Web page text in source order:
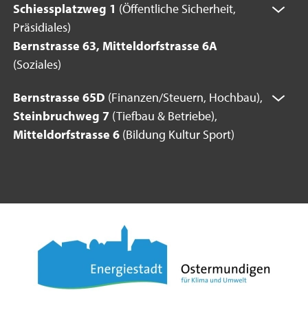
Schiessplatzweg 1 (Öffentliche Sicherheit,
Präsidiales)
Bernstrasse 63, Mitteldorfstrasse 6A
(Soziales)
Bernstrasse 65D (Finanzen/Steuern, Hochbau),
Steinbruchweg 7 (Tiefbau & Betriebe),
Mitteldorfstrasse 6 (Bildung Kultur Sport)